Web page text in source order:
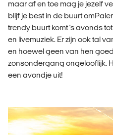
maar af en toe mag je jezelf
blijf je best in de buurt
trendy buurt komt 's avonds
en livemuziek. Er zijn ook tal
en hoewel geen van hen
zonsondergang ongelooflijk.
een avondje uit!